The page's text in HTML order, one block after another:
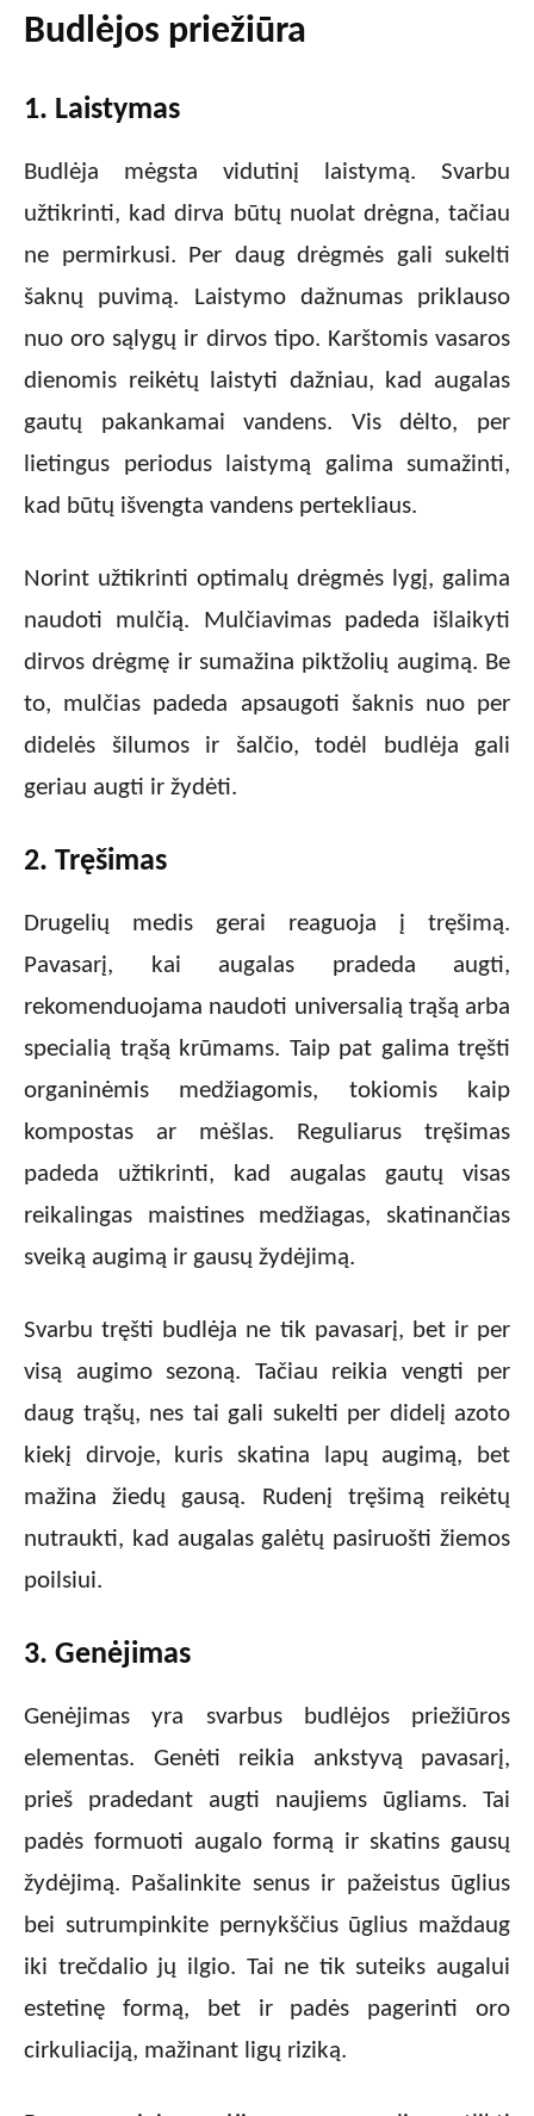
Budlėjos priežiūra
1. Laistymas
Budlėja mėgsta vidutinį laistymą. Svarbu
užtikrinti, kad dirva būtų nuolat drėgna, tačiau
ne permirkusi. Per daug drėgmės gali sukelti
šaknų puvimą. Laistymo dažnumas priklauso
nuo oro sąlygų ir dirvos tipo. Karštomis vasaros
dienomis reikėtų laistyti dažniau, kad augalas
gautų pakankamai vandens. Vis dėlto, per
lietingus periodus laistymą galima sumažinti,
kad būtų išvengta vandens pertekliaus.
Norint užtikrinti optimalų drėgmės lygį, galima
naudoti mulčią. Mulčiavimas padeda išlaikyti
dirvos drėgmę ir sumažina piktžolių augimą. Be
to, mulčias padeda apsaugoti šaknis nuo per
didelės šilumos ir šalčio, todėl budlėja gali
geriau augti ir žydėti.
2. Tręšimas
Drugelių medis gerai reaguoja į tręšimą.
Pavasarį, kai augalas pradeda augti,
rekomenduojama naudoti universalią trąšą arba
specialią trąšą krūmams. Taip pat galima tręšti
organinėmis medžiagomis, tokiomis kaip
kompostas ar mėšlas. Reguliarus tręšimas
padeda užtikrinti, kad augalas gautų visas
reikalingas maistines medžiagas, skatinančias
sveiką augimą ir gausų žydėjimą.
Svarbu tręšti budlėja ne tik pavasarį, bet ir per
visą augimo sezoną. Tačiau reikia vengti per
daug trąšų, nes tai gali sukelti per didelį azoto
kiekį dirvoje, kuris skatina lapų augimą, bet
mažina žiedų gausą. Rudenį tręšimą reikėtų
nutraukti, kad augalas galėtų pasiruošti žiemos
poilsiui.
3. Genėjimas
Genėjimas yra svarbus budlėjos priežiūros
elementas. Genėti reikia ankstyvą pavasarį,
prieš pradedant augti naujiems ūgliams. Tai
padės formuoti augalo formą ir skatins gausų
žydėjimą. Pašalinkite senus ir pažeistus ūglius
bei sutrumpinkite pernykščius ūglius maždaug
iki trečdalio jų ilgio. Tai ne tik suteiks augalui
estetinę formą, bet ir padės pagerinti oro
cirkuliaciją, mažinant ligų riziką.